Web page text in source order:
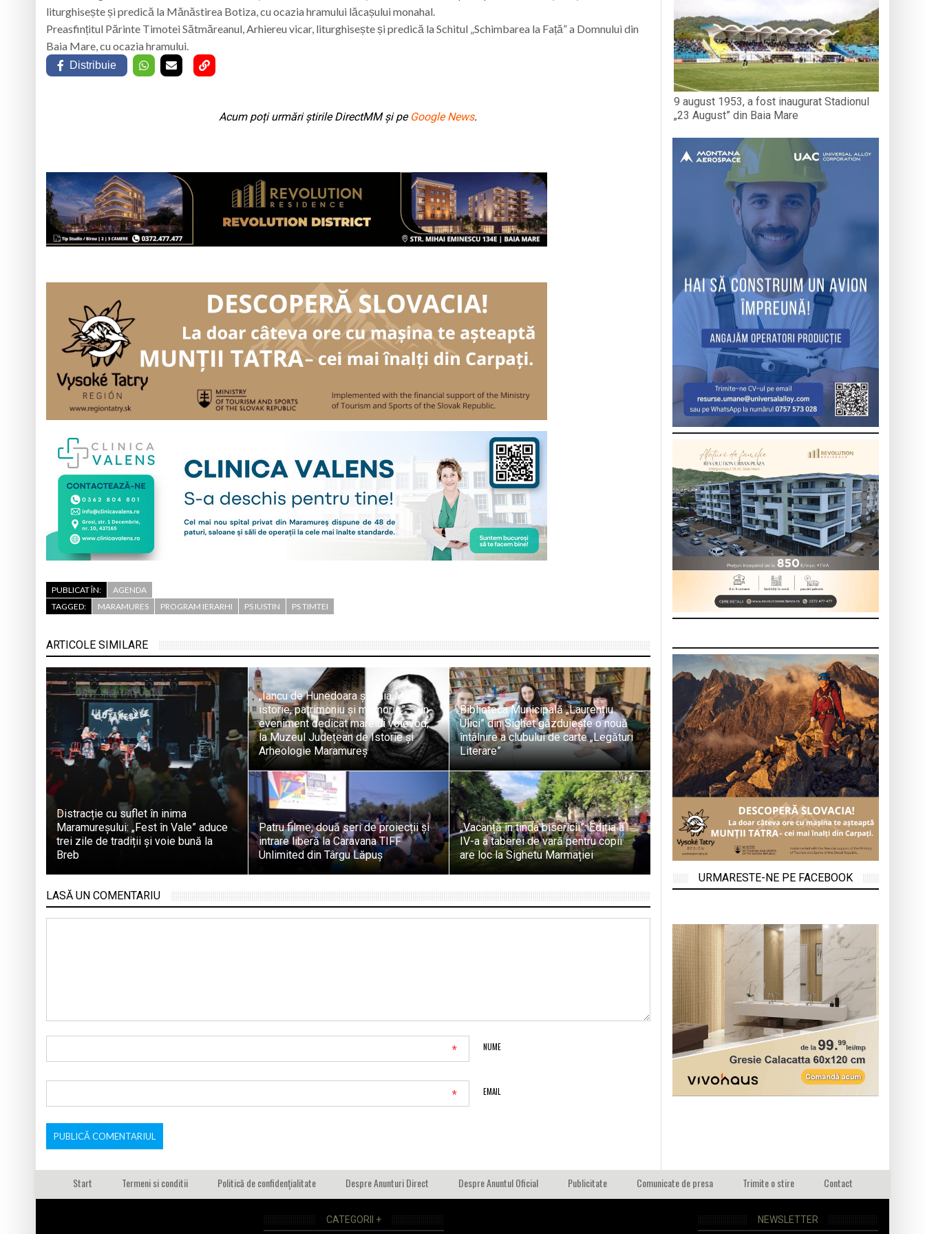
liturghisește și predică la Mănăstirea Botiza, cu ocazia hramului lăcașului monahal.
Preasfințitul Părinte Timotei Sătmăreanul, Arhiereu vicar, liturghisește și predică la Schitul „Schimbarea la Față” a Domnului din
Baia Mare, cu ocazia hramului.
Distribuie
Acum poți urmări știrile DirectMM și pe Google News.
PUBLICAT ÎN:
AGENDA
TAGGED:
MARAMURES PROGRAM IERARHI PS IUSTIN PS TIMTEI
ARTICOLE SIMILARE
Distracție cu suflet în inima
Maramureșului: „Fest în Vale” aduce
trei zile de tradiții și voie bună la
Breb
„Iancu de Hunedoara și Baia Mare:
istorie, patrimoniu și memorie” – un
eveniment dedicat marelui voievod,
la Muzeul Județean de Istorie și
Arheologie Maramureș
Biblioteca Municipală „Laurențiu
Ulici” din Sighet găzduiește o nouă
întâlnire a clubului de carte „Legături
Literare”
Patru filme, două seri de proiecții și
intrare liberă la Caravana TIFF
Unlimited din Târgu Lăpuș
„Vacanță în tinda bisericii”: Ediția a
IV-a a taberei de vară pentru copii
are loc la Sighetu Marmației
LASĂ UN COMENTARIU
NUME
*
EMAIL
*
9 august 1953, a fost inaugurat Stadionul
„23 August” din Baia Mare
URMARESTE-NE PE FACEBOOK
Start Termeni si conditii Politică de confidențialitate Despre Anunturi Direct Despre Anuntul Oficial Publicitate Comunicate de presa Trimite o stire Contact
CATEGORII + NEWSLETTER